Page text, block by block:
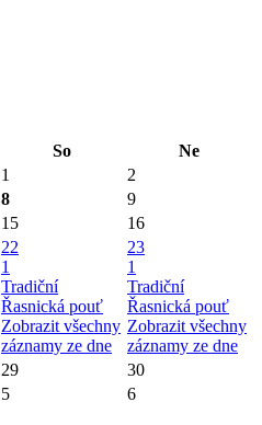
So
Ne
1
2
8
9
15 16
22
1
Tradiční
Řasnická pouť
Zobrazit všechny
záznamy ze dne
23
1
Tradiční
Řasnická pouť
Zobrazit všechny
záznamy ze dne
29
30
5 6